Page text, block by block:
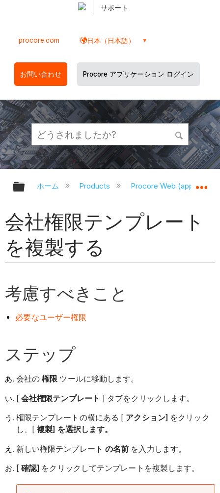
サポート
procore.com 日本（日本語）
お問い合わせ Procore アプリケーション ログイン
グローバル階層を展開/折りたたむ
ホーム Products Procore Web
会社権限テンプレート
を複製する
考慮すべきこと
必要なユーザー権限
ステップ
会社の権限 ツールに移動します。
[ 会社権限テンプレート ] タブをクリックします。
権限テンプレートの横にある [ アクション] をクリック
し、[複製] を選択します。
新しい権限テンプレート の名前 を入力します。
[ 確認] をクリックしてテンプレートを複製します。